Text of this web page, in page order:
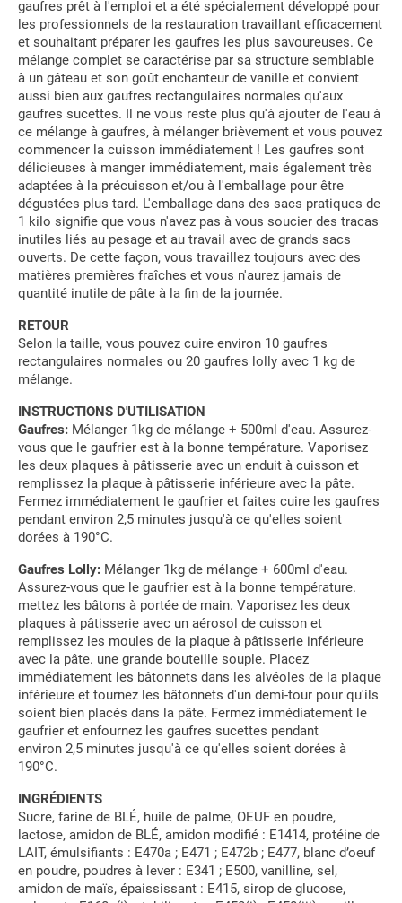
gaufres prêt à l'emploi et a été spécialement développé pour
les professionnels de la restauration travaillant efficacement
et souhaitant préparer les gaufres les plus savoureuses. Ce
mélange complet se caractérise par sa structure semblable
à un gâteau et son goût enchanteur de vanille et convient
aussi bien aux gaufres rectangulaires normales qu'aux
gaufres sucettes. Il ne vous reste plus qu'à ajouter de l'eau à
ce mélange à gaufres, à mélanger brièvement et vous pouvez
commencer la cuisson immédiatement ! Les gaufres sont
délicieuses à manger immédiatement, mais également très
adaptées à la précuisson et/ou à l'emballage pour être
dégustées plus tard. L'emballage dans des sacs pratiques de
1 kilo signifie que vous n'avez pas à vous soucier des tracas
inutiles liés au pesage et au travail avec de grands sacs
ouverts. De cette façon, vous travaillez toujours avec des
matières premières fraîches et vous n'aurez jamais de
quantité inutile de pâte à la fin de la journée.
RETOUR
Selon la taille, vous pouvez cuire environ 10 gaufres
rectangulaires normales ou 20 gaufres lolly avec 1 kg de
mélange.
INSTRUCTIONS D'UTILISATION
Gaufres: Mélanger 1kg de mélange + 500ml d'eau. Assurez-
vous que le gaufrier est à la bonne température. Vaporisez
les deux plaques à pâtisserie avec un enduit à cuisson et
remplissez la plaque à pâtisserie inférieure avec la pâte.
Fermez immédiatement le gaufrier et faites cuire les gaufres
pendant environ 2,5 minutes jusqu'à ce qu'elles soient
dorées à 190°C.
Gaufres Lolly: Mélanger 1kg de mélange + 600ml d'eau.
Assurez-vous que le gaufrier est à la bonne température.
mettez les bâtons à portée de main. Vaporisez les deux
plaques à pâtisserie avec un aérosol de cuisson et
remplissez les moules de la plaque à pâtisserie inférieure
avec la pâte. une grande bouteille souple. Placez
immédiatement les bâtonnets dans les alvéoles de la plaque
inférieure et tournez les bâtonnets d'un demi-tour pour qu'ils
soient bien placés dans la pâte. Fermez immédiatement le
gaufrier et enfournez les gaufres sucettes pendant
environ 2,5 minutes jusqu'à ce qu'elles soient dorées à
190°C.
INGRÉDIENTS
Sucre, farine de BLÉ, huile de palme, OEUF en poudre,
lactose, amidon de BLÉ, amidon modifié : E1414, protéine de
LAIT, émulsifiants : E470a ; E471 ; E472b ; E477, blanc d’oeuf
en poudre, poudres à lever : E341 ; E500, vanilline, sel,
amidon de maïs, épaississant : E415, sirop de glucose,